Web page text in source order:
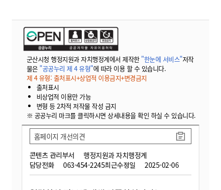
군산시청 행정지원과 자치행정계에서 제작한 "한눈에 서비스"저작
물은 "공공누리 제 4 유형"에 따라 이용 할 수 있습니다.
제 4 유형: 출처표시+상업적 이용금지+변경금지
출처표시
비상업적 이용만 가능
변형 등 2차적 저작물 작성 금지
※ 공공누리 마크를 클릭하시면 상세내용을 확인 하실 수 있습니다.
콘텐츠 관리부서
행정지원과 자치행정계
담당전화
063-454-2245최근수정일 2025-02-06
홈페이지 개선의견